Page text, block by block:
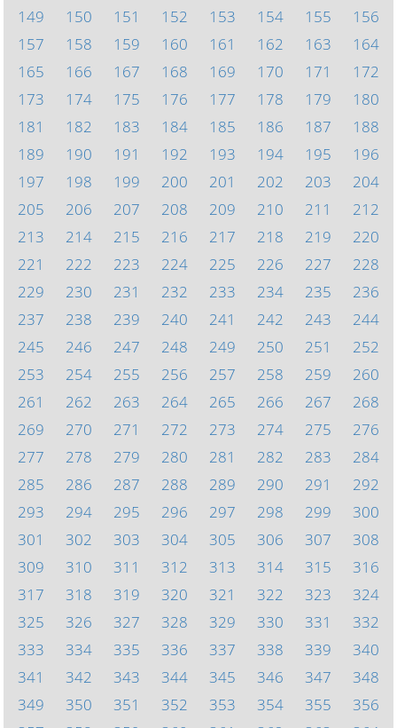
149
150 151 152 153 154 155
156
157
158 159 160 161 162 163
164
165
166 167 168 169 170 171
172
173
174 175 176 177 178 179
180
181
182 183 184 185 186 187
188
189
190 191 192 193 194 195
196
197
198 199 200 201 202 203
204
205
206 207 208 209 210 211
212
213
214 215 216 217 218 219
220
221
222 223 224 225 226 227
228
229
230 231 232 233 234 235
236
237
238 239 240 241 242 243
244
245
246 247 248 249 250 251
252
253
254 255 256 257 258 259
260
261
262 263 264 265 266 267
268
269
270 271 272 273 274 275
276
277
278 279 280 281 282 283
284
285
286 287 288 289 290 291
292
293
294 295 296 297 298 299
300
301
302 303 304 305 306 307
308
309
310 311 312 313 314 315
316
317
318 319 320 321 322 323
324
325
326 327 328 329 330 331
332
333
334 335 336 337 338 339
340
341
342 343 344 345 346 347
348
349
350 351 352 353 354 355
356